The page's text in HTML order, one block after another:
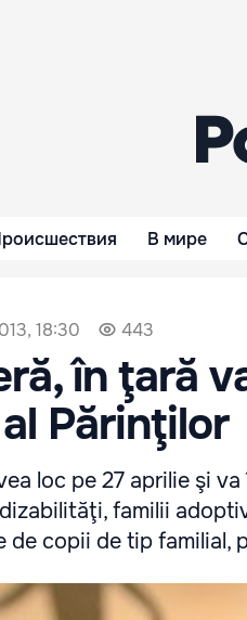
В мире
18:30 443
în ţară
Părinţilor
loc pe 27 aprilie şi
familii
de copii de tip familial,